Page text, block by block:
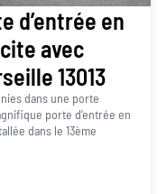
d’entrée en
avec
13013
dans une porte
porte d’entrée en
dans le 13ème